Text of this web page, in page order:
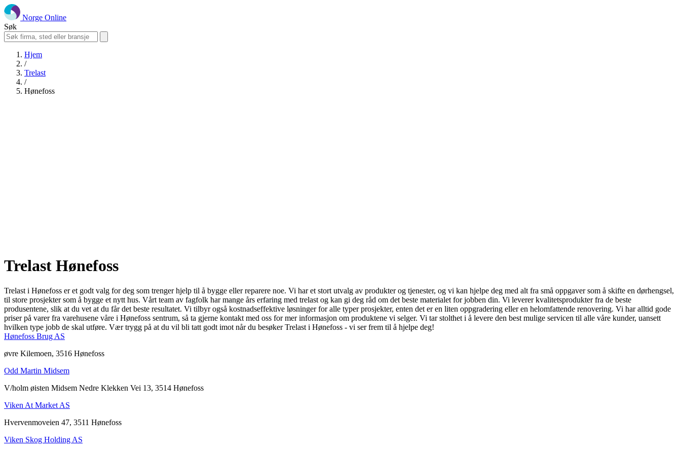
Norge Online
Søk
Hjem
/
Trelast
/
Hønefoss
Trelast Hønefoss
Trelast i Hønefoss er et godt valg for deg som trenger hjelp til å bygge eller reparere noe. Vi har et stort utvalg av produkter og tjenester, og vi kan hjelpe deg med alt fra små oppgaver som å skifte en dørhengsel,
til store prosjekter som å bygge et nytt hus. Vårt team av fagfolk har mange års erfaring med trelast og kan gi deg råd om det beste materialet for jobben din. Vi leverer kvalitetsprodukter fra de beste
produsentene, slik at du vet at du får det beste resultatet. Vi tilbyr også kostnadseffektive løsninger for alle typer prosjekter, enten det er en liten oppgradering eller en helomfattende renovering. Vi har alltid gode
priser på varer fra varehusene våre i Hønefoss sentrum, så ta gjerne kontakt med oss for mer informasjon om produktene vi selger. Vi tar stolthet i å levere den best mulige servicen til alle våre kunder, uansett
hvilken type jobb de skal utføre. Vær trygg på at du vil bli tatt godt imot når du besøker Trelast i Hønefoss - vi ser frem til å hjelpe deg!
Hønefoss Brug AS
øvre Kilemoen, 3516 Hønefoss
Odd Martin Midsem
V/holm øisten Midsem Nedre Klekken Vei 13, 3514 Hønefoss
Viken At Market AS
Hvervenmoveien 47, 3511 Hønefoss
Viken Skog Holding AS